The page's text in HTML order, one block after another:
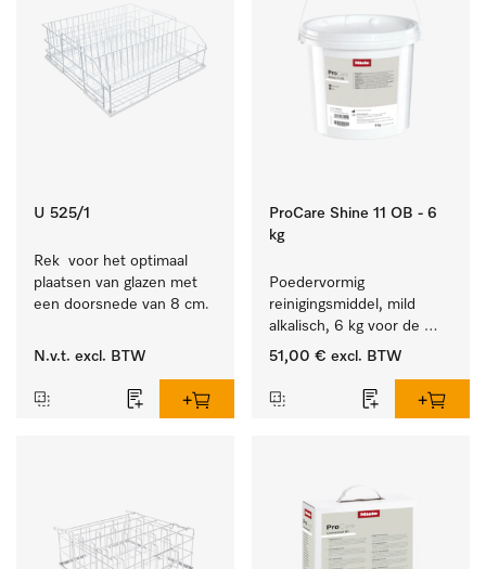
U 525/1
Rek  voor het optimaal
plaatsen van glazen met
een doorsnede van 8 cm.
N.v.t. excl. BTW
ProCare Shine 11 OB - 6
kg
Poedervormig
reinigingsmiddel, mild
alkalisch, 6 kg voor de
reiniging van sterk
bestek en glazen.
51,00 € excl. BTW